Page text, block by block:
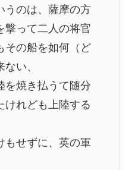
うのは、薩摩の方
撃って二人の将官
その船を如何（ど
い、
を焼き払うて随分
けれども上陸する
もせずに、英の軍